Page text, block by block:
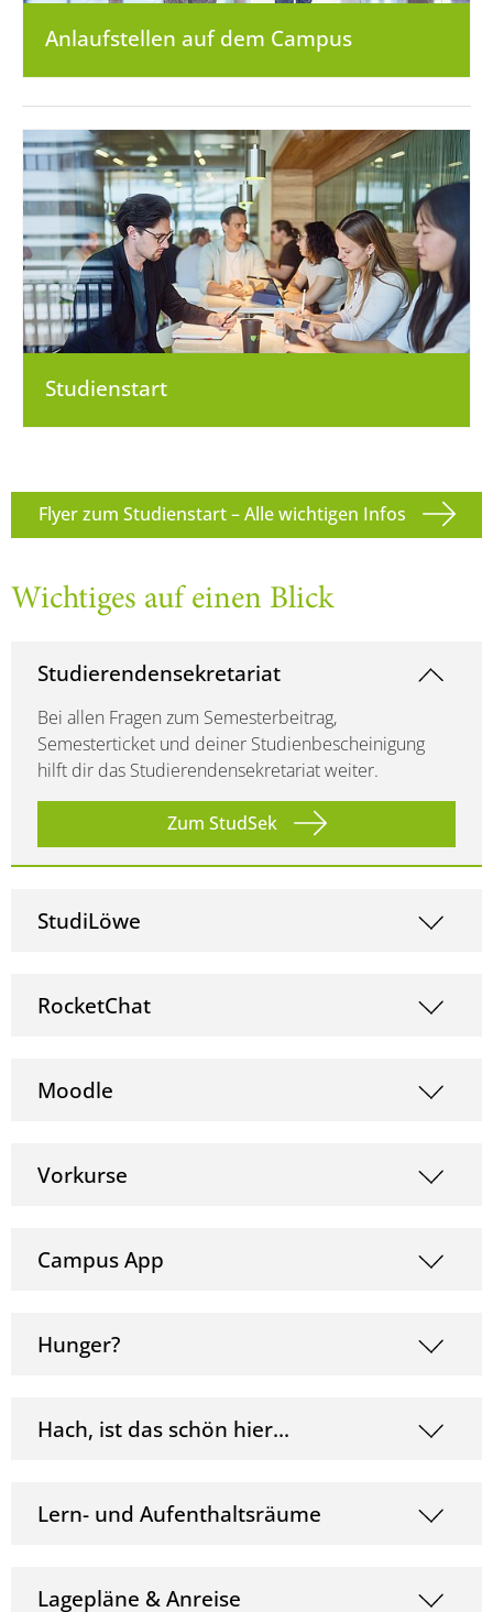
Anlaufstellen auf dem Campus
Studienstart
Flyer zum Studienstart – Alle wichtigen Infos
Wichtiges auf einen Blick
Studierendensekretariat
Bei allen Fragen zum Semesterbeitrag,
Semesterticket und deiner Studienbescheinigung
hilft dir das Studierendensekretariat weiter.
Zum StudSek
StudiLöwe
RocketChat
Moodle
Vorkurse
Campus App
Hunger?
Hach, ist das schön hier...
Lern- und Aufenthaltsräume
Lagepläne & Anreise